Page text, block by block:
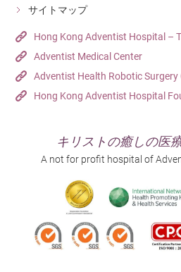
サイトマップ
Hong Kong Adventist Hospital –
Adventist Medical Center
Adventist Health Robotic Surgery
Hong Kong Adventist Hospital
キリストの癒しの医
A not for profit hospital of